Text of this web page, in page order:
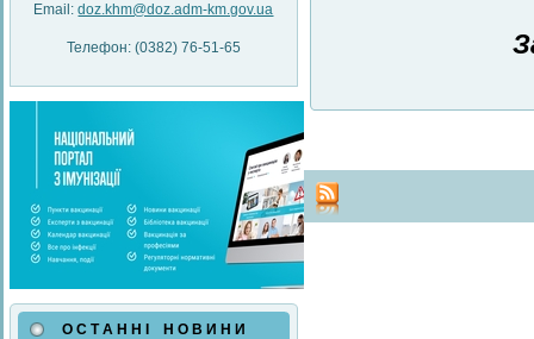
Email:doz.khm@doz.adm-km.gov.ua
Телефон: (0382) 76-51-65
О С Т А Н Н І Н О В И Н И